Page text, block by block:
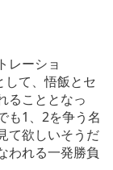
レーショ
して、悟飯とセ
ることとなっ
も1、2を争う名
て欲しいそうだ
われる一発勝負